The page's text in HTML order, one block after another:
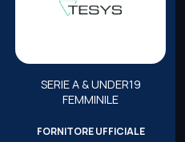
SERIE A & UNDER19
FEMMINILE
FORNITORE UFFICIALE